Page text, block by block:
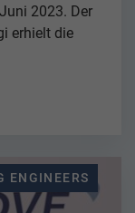
2023. Der
erhielt die
ENGINEERS